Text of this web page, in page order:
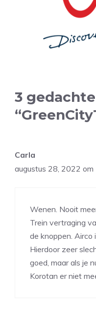
3
Carla
augustus 28, 2022 om
Wenen. Nooit
Trein vertraging
de knoppen. Airco
Hierdoor zeer
goed, maar als je
Korotan er niet